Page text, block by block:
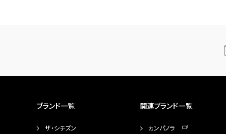
ブランド一覧
ザ・シチズン
関連ブランド一覧
カンパノラ